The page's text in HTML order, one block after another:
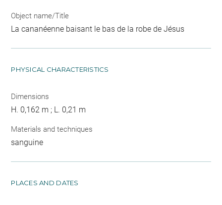
Object name/Title
La cananéenne baisant le bas de la robe de Jésus
PHYSICAL CHARACTERISTICS
Dimensions
H. 0,162 m ; L. 0,21 m
Materials and techniques
sanguine
PLACES AND DATES